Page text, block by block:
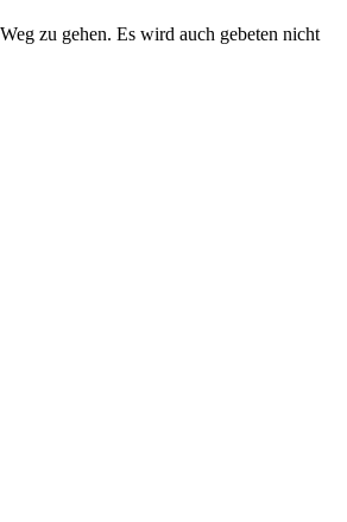
zu gehen. Es wird auch gebeten nicht